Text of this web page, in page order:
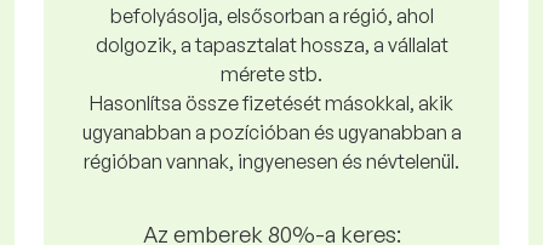
befolyásolja, elsősorban a régió, ahol
dolgozik, a tapasztalat hossza, a vállalat
mérete stb.
Hasonlítsa össze fizetését másokkal, akik
ugyanabban a pozícióban és ugyanabban a
régióban vannak, ingyenesen és névtelenül.
Az emberek 80%-a keres: